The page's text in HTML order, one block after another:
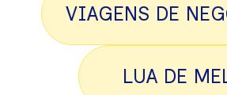
VIAGENS DE
LUA DE